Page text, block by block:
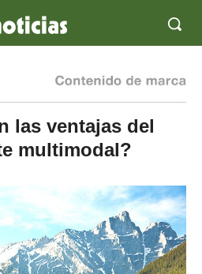
las ventajas del
multimodal?